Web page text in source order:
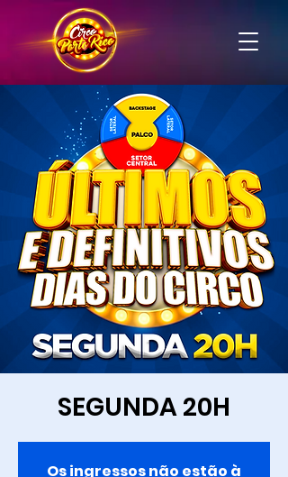
SEGUNDA 20H
Os ingressos não estão à